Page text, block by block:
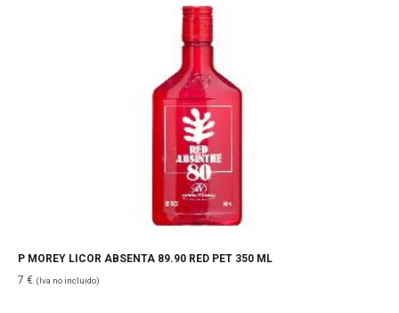
P MOREY LICOR ABSENTA 89.90 RED PET 350 ML
7 € (Iva no incluido)